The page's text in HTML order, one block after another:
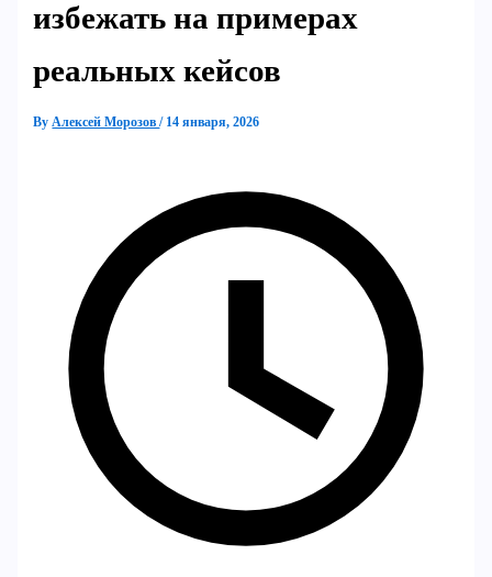
избежать на примерах
реальных кейсов
ByАлексей Морозов/ 14 января, 2026